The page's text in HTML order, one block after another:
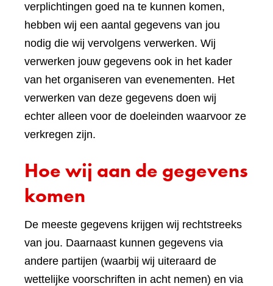
verplichtingen goed na te kunnen komen,
hebben wij een aantal gegevens van jou
nodig die wij vervolgens verwerken. Wij
verwerken jouw gegevens ook in het kader
van het organiseren van evenementen. Het
verwerken van deze gegevens doen wij
echter alleen voor de doeleinden waarvoor ze
verkregen zijn.
Hoe wij aan de gegevens
komen
De meeste gegevens krijgen wij rechtstreeks
van jou. Daarnaast kunnen gegevens via
andere partijen (waarbij wij uiteraard de
wettelijke voorschriften in acht nemen) en via